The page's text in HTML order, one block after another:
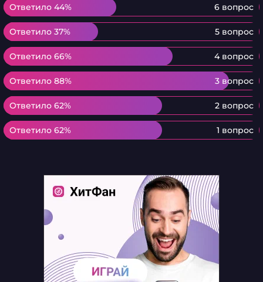
Ответило 44% 6 вопрос
Ответило 44%
Ответило 37% 5 вопрос
Ответило 37%
Ответило 66% 4 вопрос
Ответило 66%
Ответило 88% 3 вопрос
Ответило 88%
Ответило 62% 2 вопрос
Ответило 62%
Ответило 62% 1 вопрос
Ответило 62%